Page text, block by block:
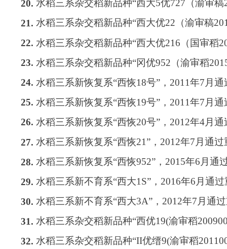
20.水稻三系杂交稻新品种“西大5优727 （渝审稿
21.水稻三系杂交稻新品种“西大优22 （渝审稿
22.水稻三系杂交稻新品种“西大优216 （国审稻
23.水稻三系杂交稻新品种“冈优952 （渝审稻
24.水稻三系新恢复系“西恢18号” ， 2011年7 月
25.水稻三系新恢复系“西恢19号” ， 2011年7 月
26.水稻三系新恢复系“西恢20号” ， 2012年4月
27.水稻三系新恢复系“西恢21” ，2012年7月通
28.水稻三系新恢复系“西恢952” ，2015年6月通
29.水稻三系新不育系“西大1S” ，2016年6月通
30.水稻三系新不育系“西大3A” ，2012年7月通
31.水稻三系杂交稻新品种“西优19(渝审稻
32.水稻三系杂交稻新品种“II优缙9(渝审稻